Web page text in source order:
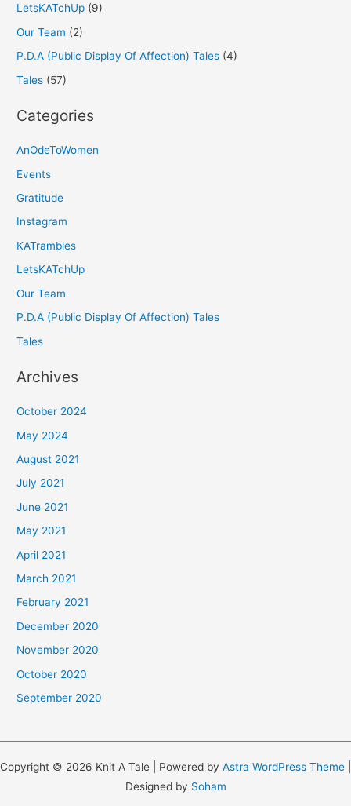
LetsKATchUp (9)
Our Team (2)
P.D.A (Public Display Of Affection) Tales (4)
Tales (57)
Categories
AnOdeToWomen
Events
Gratitude
Instagram
KATrambles
LetsKATchUp
Our Team
P.D.A (Public Display Of Affection) Tales
Tales
Archives
October 2024
May 2024
August 2021
July 2021
June 2021
May 2021
April 2021
March 2021
February 2021
December 2020
November 2020
October 2020
September 2020
Copyright © 2026 Knit A Tale | Powered by Astra WordPress Theme
Designed by Soham